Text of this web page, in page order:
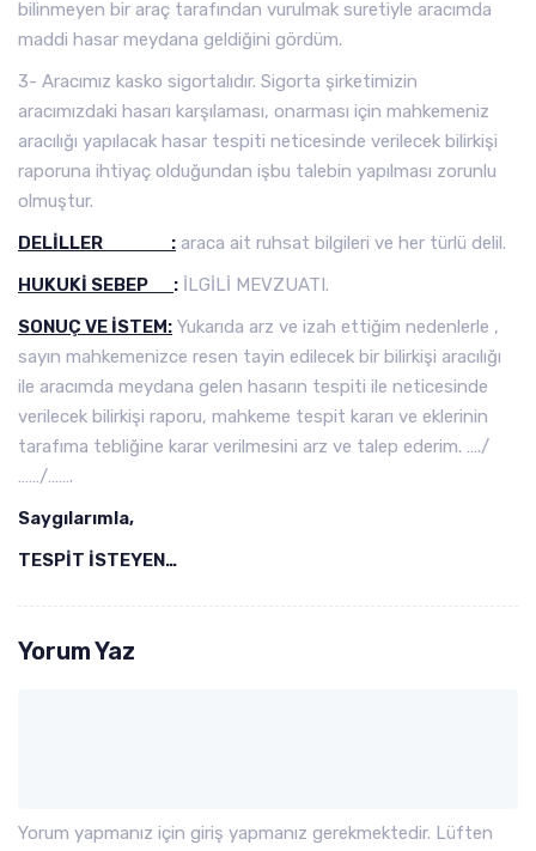
bilinmeyen bir araç tarafından vurulmak suretiyle aracımda
maddi hasar meydana geldiğini gördüm.
3- Aracımız kasko sigortalıdır. Sigorta şirketimizin
aracımızdaki hasarı karşılaması, onarması için mahkemeniz
aracılığı yapılacak hasar tespiti neticesinde verilecek bilirkişi
raporuna ihtiyaç olduğundan işbu talebin yapılması zorunlu
olmuştur.
DELİLLER : araca ait ruhsat bilgileri ve her türlü delil.
HUKUKİ SEBEP : İLGİLİ MEVZUATI.
SONUÇ VE İSTEM: Yukarıda arz ve izah ettiğim nedenlerle ,
sayın mahkemenizce resen tayin edilecek bir bilirkişi aracılığı
ile aracımda meydana gelen hasarın tespiti ile neticesinde
verilecek bilirkişi raporu, mahkeme tespit kararı ve eklerinin
tarafıma tebliğine karar verilmesini arz ve talep ederim. …./
……/…….
Saygılarımla,
TESPİT İSTEYEN…
Yorum Yaz
Yorum yapmanız için giriş yapmanız gerekmektedir. Lüften